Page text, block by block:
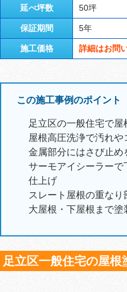
延べ坪数 50坪
保証期間 5年
施工価格 詳細はお問
この施工事例のポイント
足立区の一般住宅で屋
屋根高圧洗浄で汚れ
金属部分にはさび止め
サーモアイシーラー
仕上げ
スレート屋根の重な
大屋根・下屋根まで
足立区一般住宅の屋根